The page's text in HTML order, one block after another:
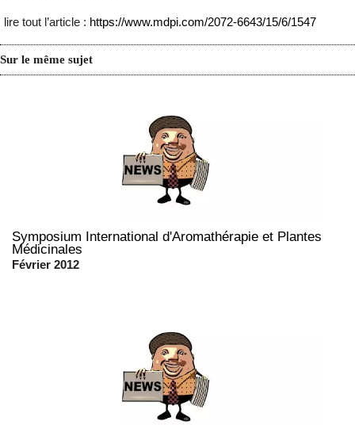
lire tout l’article : https://www.mdpi.com/2072-6643/15/6/1547
Sur le même sujet
Symposium International d'Aromathérapie et Plantes
Médicinales
Février 2012